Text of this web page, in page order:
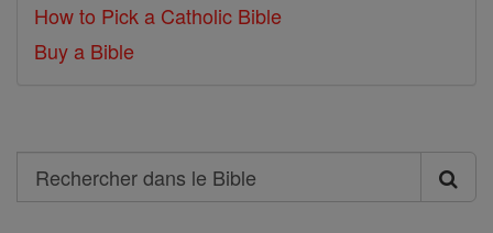
How to Pick a Catholic Bible
Buy a Bible
Search
Rechercher